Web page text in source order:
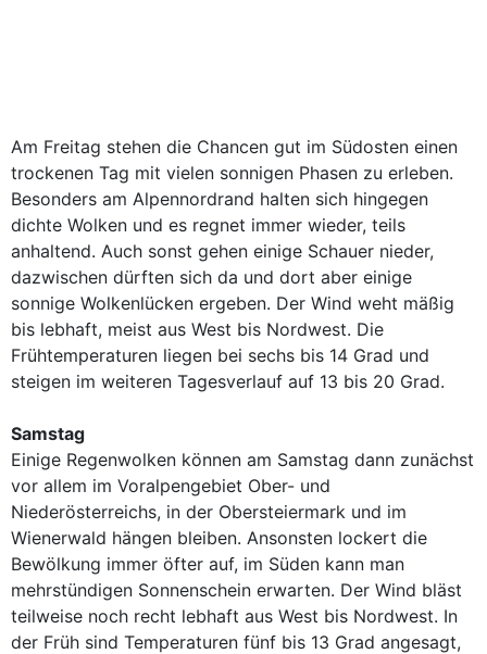
Am Freitag stehen die Chancen gut im Südosten einen
trockenen Tag mit vielen sonnigen Phasen zu erleben.
Besonders am Alpennordrand halten sich hingegen
dichte Wolken und es regnet immer wieder, teils
anhaltend. Auch sonst gehen einige Schauer nieder,
dazwischen dürften sich da und dort aber einige
sonnige Wolkenlücken ergeben. Der Wind weht mäßig
bis lebhaft, meist aus West bis Nordwest. Die
Frühtemperaturen liegen bei sechs bis 14 Grad und
steigen im weiteren Tagesverlauf auf 13 bis 20 Grad.
Samstag
Einige Regenwolken können am Samstag dann zunächst
vor allem im Voralpengebiet Ober- und
Niederösterreichs, in der Obersteiermark und im
Wienerwald hängen bleiben. Ansonsten lockert die
Bewölkung immer öfter auf, im Süden kann man
mehrstündigen Sonnenschein erwarten. Der Wind bläst
teilweise noch recht lebhaft aus West bis Nordwest. In
der Früh sind Temperaturen fünf bis 13 Grad angesagt,